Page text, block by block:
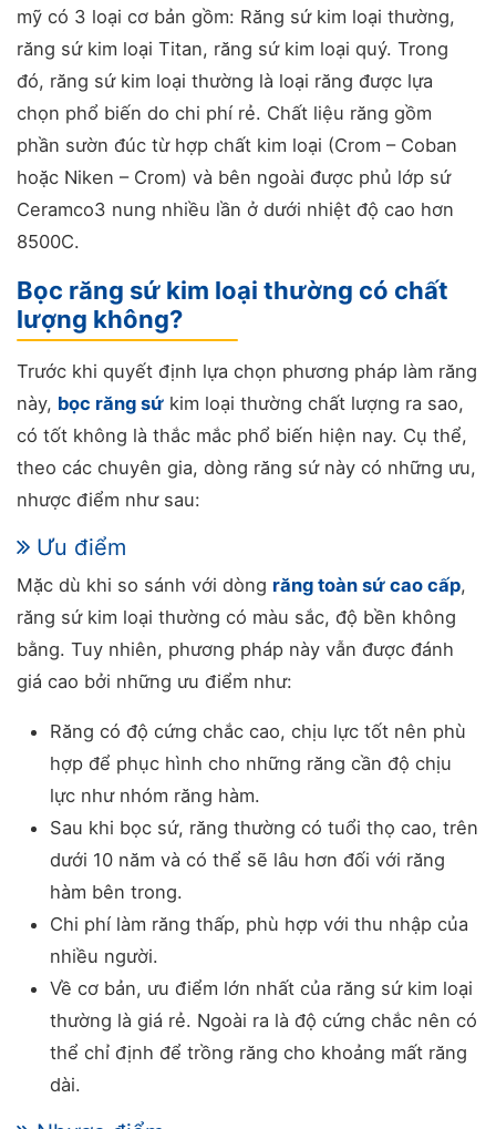
mỹ có 3 loại cơ bản gồm: Răng sứ kim loại thường,
răng sứ kim loại Titan, răng sứ kim loại quý. Trong
đó, răng sứ kim loại thường là loại răng được lựa
chọn phổ biến do chi phí rẻ. Chất liệu răng gồm
phần sườn đúc từ hợp chất kim loại (Crom – Coban
hoặc Niken – Crom) và bên ngoài được phủ lớp sứ
Ceramco3 nung nhiều lần ở dưới nhiệt độ cao hơn
8500C.
Bọc răng sứ kim loại thường có chất
lượng không?
Trước khi quyết định lựa chọn phương pháp làm răng
này, bọc răng sứ kim loại thường chất lượng ra sao,
có tốt không là thắc mắc phổ biến hiện nay. Cụ thể,
theo các chuyên gia, dòng răng sứ này có những ưu,
nhược điểm như sau:
Ưu điểm
Mặc dù khi so sánh với dòng răng toàn sứ cao cấp,
răng sứ kim loại thường có màu sắc, độ bền không
bằng. Tuy nhiên, phương pháp này vẫn được đánh
giá cao bởi những ưu điểm như:
Răng có độ cứng chắc cao, chịu lực tốt nên phù
hợp để phục hình cho những răng cần độ chịu
lực như nhóm răng hàm.
Sau khi bọc sứ, răng thường có tuổi thọ cao, trên
dưới 10 năm và có thể sẽ lâu hơn đối với răng
hàm bên trong.
Chi phí làm răng thấp, phù hợp với thu nhập của
nhiều người.
Về cơ bản, ưu điểm lớn nhất của răng sứ kim loại
thường là giá rẻ. Ngoài ra là độ cứng chắc nên có
thể chỉ định để trồng răng cho khoảng mất răng
dài.